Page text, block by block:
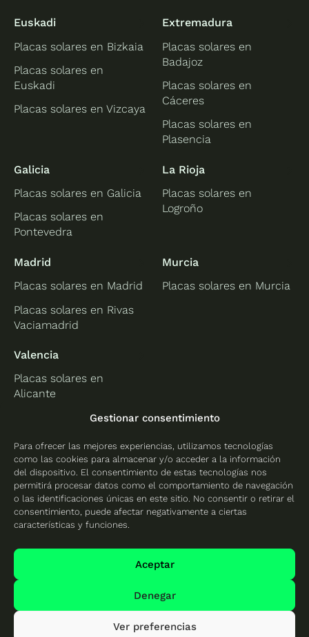
Gestionar consentimiento
Para ofrecer las mejores experiencias, utilizamos tecnologías
como las cookies para almacenar y/o acceder a la información
del dispositivo. El consentimiento de estas tecnologías nos
permitirá procesar datos como el comportamiento de navegación
o las identificaciones únicas en este sitio. No consentir o retirar el
consentimiento, puede afectar negativamente a ciertas
características y funciones.
Aceptar
Denegar
Ver preferencias
Euskadi
Placas solares en Bizkaia
Placas solares en
Euskadi
Placas solares en Vizcaya
Extremadura
Placas solares en
Badajoz
Placas solares en
Cáceres
Placas solares en
Plasencia
Galicia
Placas solares en Galicia
Placas solares en
Pontevedra
La Rioja
Placas solares en
Logroño
Madrid
Placas solares en Madrid
Placas solares en Rivas
Vaciamadrid
Murcia
Placas solares en Murcia
Valencia
Placas solares en
Alicante
Placas solares en
Placas solares en
Valencia
Mapa del sitio